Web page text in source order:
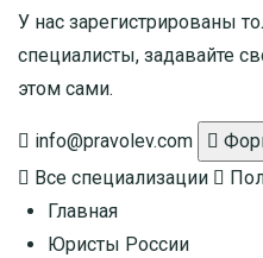
У нас зарегистрированы
специалисты, задавайте
этом сами.
info@pravolev.com
Все специализации
Главная
Юристы России